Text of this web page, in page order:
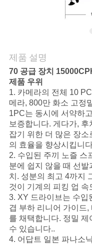
게
연
락
하
십
시
오
뉴
스
제품 설명
70 공급 장치
제품 우위
1. 카메라의 전체 10
메라, 800만 화소 고정
1PC는 동시에 서약하
보증합니다. 게다가,
잡기 위한 더 많은 장소
의 효율을 향상시킵니
2. 수입된 주끼 노즐 스
분에 쉽지 않을 때 선
치. 성분의 최고 4까지
것이 기계의 피킹 업
3. XY 드라이브는 수입
겹 부하 리니어 가이드
를 채택합니다. 정밀
수 있습니다..
4. 어답트 일본 파나소